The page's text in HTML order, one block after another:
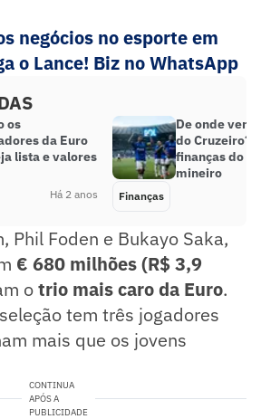
negócios no esporte em
o Lance! Biz no WhatsApp
os
da Euro
lista e valores
Há 2 anos
De onde vem
do Cruzeiro?
finanças do
mineiro
Finanças
Phil Foden e Bukayo Saka,
€ 680 milhões (R$ 3,9
otrio mais caro da Euro.
tem três jogadores
mais que os jovens
CONTINUA
APÓS A
PUBLICIDADE